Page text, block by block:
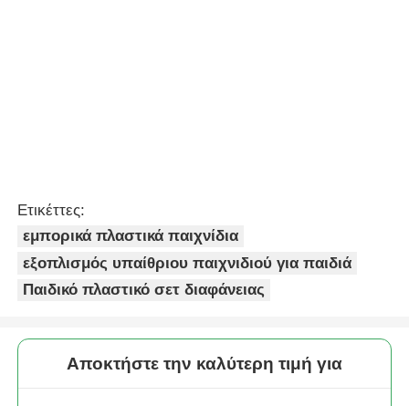
Ετικέττες:
εμπορικά πλαστικά παιχνίδια
εξοπλισμός υπαίθριου παιχνιδιού για παιδιά
Παιδικό πλαστικό σετ διαφάνειας
Αποκτήστε την καλύτερη τιμή για